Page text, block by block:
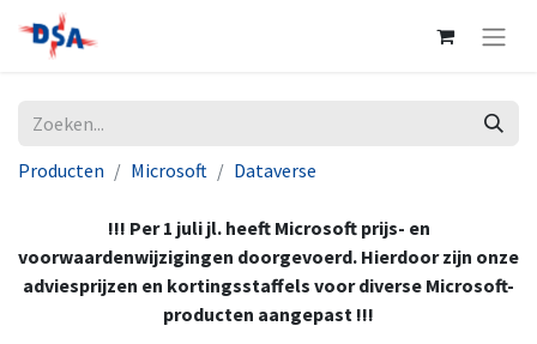
Producten Microsoft Dataverse
!!! Per 1 juli jl. heeft Microsoft prijs- en
voorwaardenwijzigingen doorgevoerd. Hierdoor zijn onze
adviesprijzen en kortingsstaffels voor diverse Microsoft-
producten aangepast !!!